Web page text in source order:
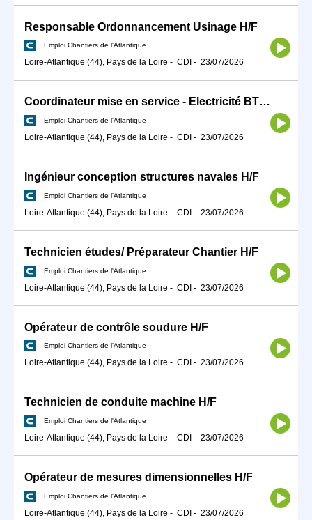
Responsable Ordonnancement Usinage H/F
Emploi Chantiers de l'Atlantique
Loire-Atlantique (44), Pays de la Loire - CDI - 23/07/2026
Coordinateur mise en service - Electricité BT/HT H/F
Emploi Chantiers de l'Atlantique
Loire-Atlantique (44), Pays de la Loire - CDI - 23/07/2026
Ingénieur conception structures navales H/F
Emploi Chantiers de l'Atlantique
Loire-Atlantique (44), Pays de la Loire - CDI - 23/07/2026
Technicien études/ Préparateur Chantier H/F
Emploi Chantiers de l'Atlantique
Loire-Atlantique (44), Pays de la Loire - CDI - 23/07/2026
Opérateur de contrôle soudure H/F
Emploi Chantiers de l'Atlantique
Loire-Atlantique (44), Pays de la Loire - CDI - 23/07/2026
Technicien de conduite machine H/F
Emploi Chantiers de l'Atlantique
Loire-Atlantique (44), Pays de la Loire - CDI - 23/07/2026
Opérateur de mesures dimensionnelles H/F
Emploi Chantiers de l'Atlantique
Loire-Atlantique (44), Pays de la Loire - CDI - 23/07/2026